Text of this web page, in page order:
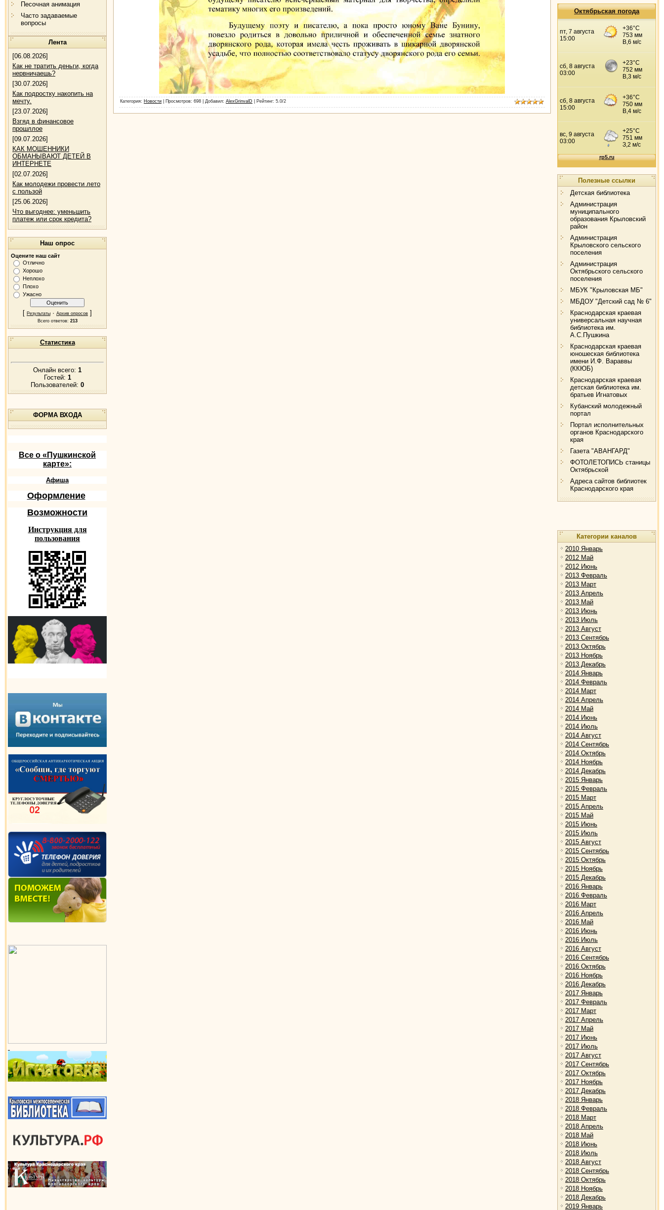
Песочная анимация
Часто задаваемые
вопросы
Лента
[06.08.2026]
Как не тратить деньги, когда
нервничаешь?
[30.07.2026]
Как подростку накопить на
мечту.
[23.07.2026]
Взгяд в финансовое
прошллое
[09.07.2026]
КАК МОШЕННИКИ
ОБМАНЫВАЮТ ДЕТЕЙ В
ИНТЕРНЕТЕ
[02.07.2026]
Как молодежи провести лето
с пользой
[25.06.2026]
Что выгоднее: уменьшить
платеж или срок кредита?
Наш опрос
Оцените наш сайт
Отлично
Хорошо
Неплохо
Плохо
Ужасно
[ Результаты · Архив опросов ]
Всего ответов: 213
Статистика
Онлайн всего: 1
Гостей: 1
Пользователей: 0
ФОРМА ВХОДА
Все о «Пушкинской
карте»:
Афиша
Оформление
Возможности
Инструкция для
пользования
Категория: Новости Просмотров: 698 | Добавил: AlexGrinvalD Рейтинг: 5.0/2
Октябрьская погода
Полезные ссылки
Детская библиотека
Администрация
муниципального
образования Крыловский
район
Администрация
Крыловского сельского
поселения
Администрация
Октябрьского сельского
поселения
МБУК "Крыловская МБ"
МБДОУ "Детский сад № 6"
Краснодарская краевая
универсальная научная
библиотека им.
А.С.Пушкина
Краснодарская краевая
юношеская библиотека
имени И.Ф. Вараввы
(ККЮБ)
Краснодарская краевая
детская библиотека им.
братьев Игнатовых
Кубанский молодежный
портал
Портал исполнительных
органов Краснодарского
края
Газета "АВАНГАРД"
ФОТОЛЕТОПИСЬ станицы
Октябрьской
Адреса сайтов библиотек
Краснодарского края
Категории каналов
2010 Январь
2012 Май
2012 Июнь
2013 Февраль
2013 Март
2013 Апрель
2013 Май
2013 Июнь
2013 Июль
2013 Август
2013 Сентябрь
2013 Октябрь
2013 Ноябрь
2013 Декабрь
2014 Январь
2014 Февраль
2014 Март
2014 Апрель
2014 Май
2014 Июнь
2014 Июль
2014 Август
2014 Сентябрь
2014 Октябрь
2014 Ноябрь
2014 Декабрь
2015 Январь
2015 Февраль
2015 Март
2015 Апрель
2015 Май
2015 Июнь
2015 Июль
2015 Август
2015 Сентябрь
2015 Октябрь
2015 Ноябрь
2015 Декабрь
2016 Январь
2016 Февраль
2016 Март
2016 Апрель
2016 Май
2016 Июнь
2016 Июль
2016 Август
2016 Сентябрь
2016 Октябрь
2016 Ноябрь
2016 Декабрь
2017 Январь
2017 Февраль
2017 Март
2017 Апрель
2017 Май
2017 Июнь
2017 Июль
2017 Август
2017 Сентябрь
2017 Октябрь
2017 Ноябрь
2017 Декабрь
2018 Январь
2018 Февраль
2018 Март
2018 Апрель
2018 Май
2018 Июнь
2018 Июль
2018 Август
2018 Сентябрь
2018 Октябрь
2018 Ноябрь
2018 Декабрь
2019 Январь